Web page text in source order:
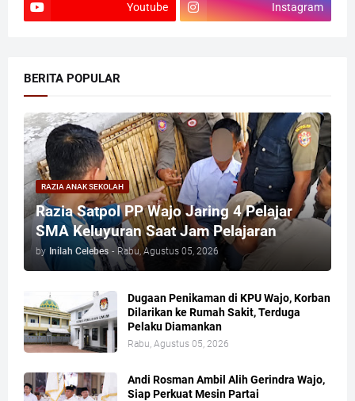
Youtube Instagram
BERITA POPULAR
RAZIA ANAK SEKOLAH
Razia Satpol PP Wajo Jaring 4 Pelajar
SMA Keluyuran Saat Jam Pelajaran
by Inilah Celebes - Rabu, Agustus 05, 2026
Dugaan Penikaman di KPU Wajo, Korban
Dilarikan ke Rumah Sakit, Terduga
Pelaku Diamankan
Rabu, Agustus 05, 2026
Andi Rosman Ambil Alih Gerindra Wajo,
Siap Perkuat Mesin Partai